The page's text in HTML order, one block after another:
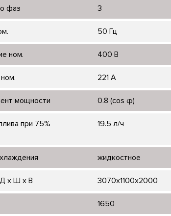
фаз 3
50 Гц
ном. 400 В
221 А
мощности 0.8 (cos φ)
при 75%
19.5 л/ч
жидкостное
Д x Ш x В 3070x1100x2000
1650